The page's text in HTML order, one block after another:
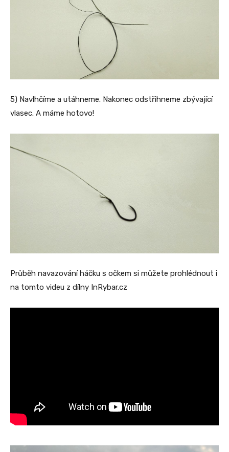
5) Navlhčíme a utáhneme. Nakonec odstřihneme zbývající
vlasec. A máme hotovo!
Průběh navazování háčku s očkem si můžete prohlédnout i
na tomto videu z dílny InRybar.cz